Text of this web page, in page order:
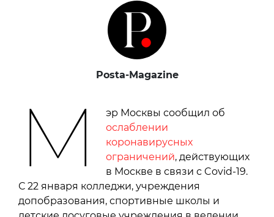
Posta-Magazine
М
эр Москвы сообщил об
ослаблении
коронавирусных
ограничений, действующих
в Москве в связи с Covid-19.
С 22 января колледжи, учреждения
допобразования, спортивные школы и